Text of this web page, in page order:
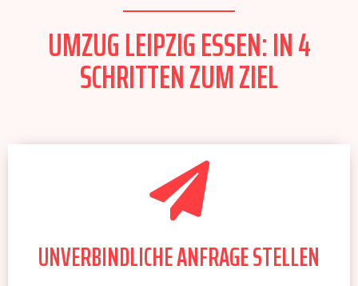
UMZUG LEIPZIG ESSEN: IN 4
SCHRITTEN ZUM ZIEL
UNVERBINDLICHE ANFRAGE STELLEN